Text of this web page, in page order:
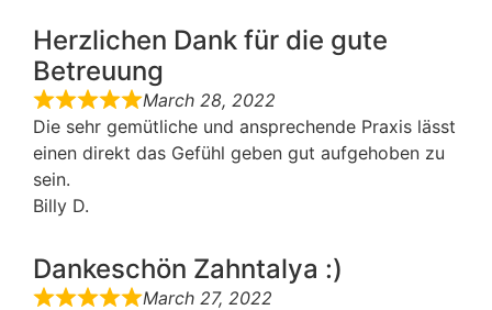
Herzlichen Dank für die gute
Betreuung
March 28, 2022
Die sehr gemütliche und ansprechende Praxis lässt
einen direkt das Gefühl geben gut aufgehoben zu
sein.
Billy D.
Dankeschön Zahntalya :)
March 27, 2022